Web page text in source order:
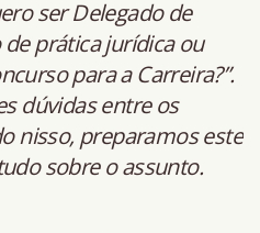
ser Delegado de
de prática jurídica ou
para a Carreira?”.
dúvidas entre os
nisso, preparamos este
sobre o assunto.